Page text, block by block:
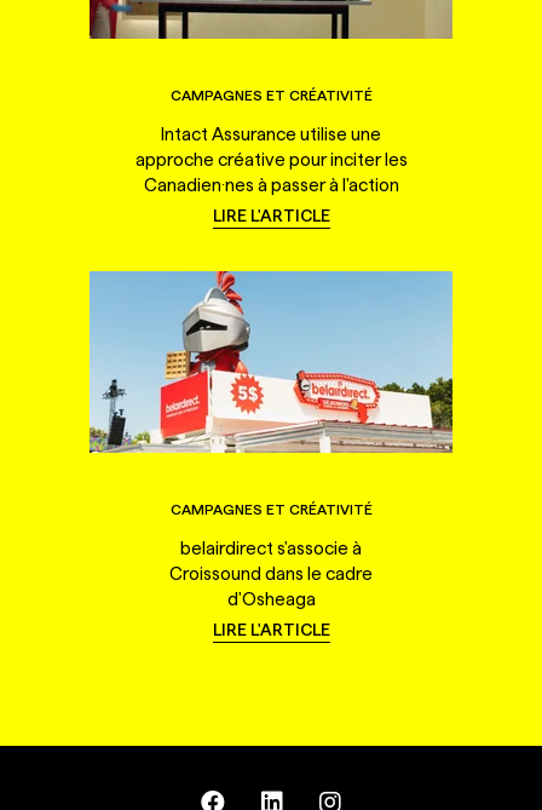
CAMPAGNES ET CRÉATIVITÉ
Intact Assurance utilise une
approche créative pour inciter les
Canadien·nes à passer à l'action
LIRE L'ARTICLE
CAMPAGNES ET CRÉATIVITÉ
belairdirect s'associe à
Croissound dans le cadre
d'Osheaga
LIRE L'ARTICLE